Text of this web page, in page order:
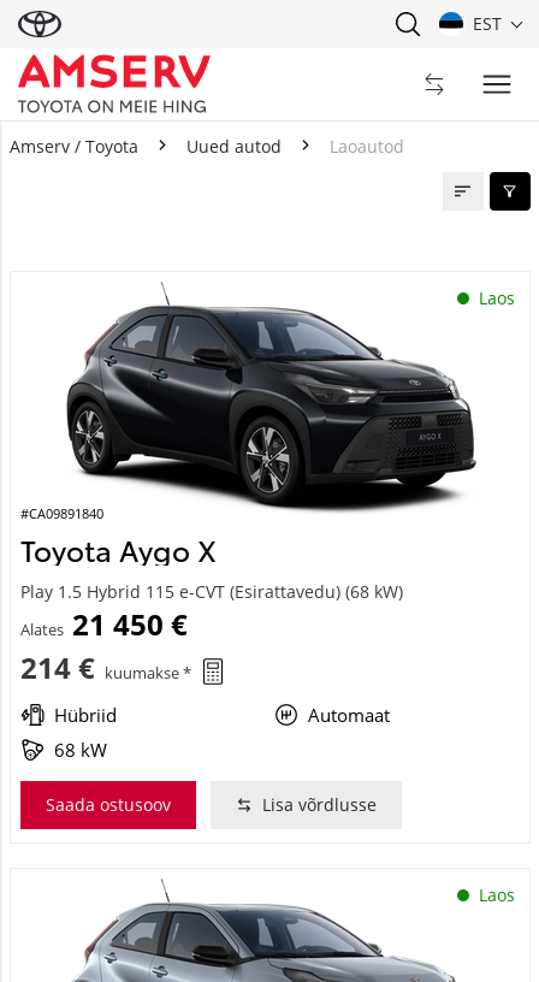
EST
Amserv / Toyota Uued autod Laoautod
Laos
#CA09891840
Toyota Aygo X
Play 1.5 Hybrid 115 e-CVT (Esirattavedu) (68 kW)
Alates 21 450 €
214 € kuumakse *
Hübriid
Automaat
68 kW
Saada ostusoov Lisa võrdlusse
Laos